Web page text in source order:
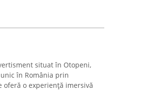
situat în Otopeni,
în România prin
oferă o experiență imersivă